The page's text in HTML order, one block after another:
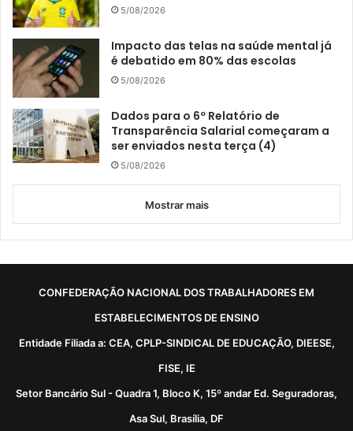
5/08/2026
Impacto das telas na saúde mental já
é debatido em 80% das escolas
5/08/2026
Dados para o 6º Relatório de
Transparência Salarial começaram a
ser enviados nesta terça (4)
5/08/2026
Mostrar mais
CONFEDERAÇÃO NACIONAL DOS TRABALHADORES EM
ESTABELECIMENTOS DE ENSINO
Entidade Filiada a: CEA, CPLP-SINDICAL DE EDUCAÇÃO, DIEESE,
FISE, IE
Setor Bancário Sul - Quadra 1, Bloco K, 15º andar Ed. Seguradoras,
Asa Sul, Brasília, DF